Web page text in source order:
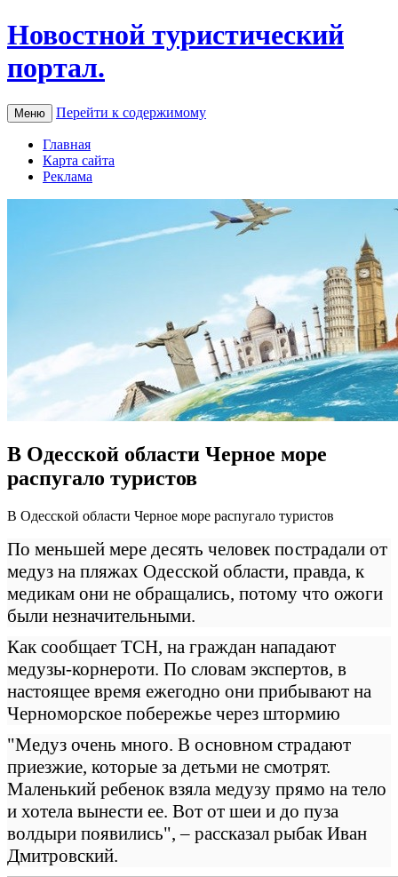
Новостной туристический
портал.
Меню Перейти к содержимому
Главная
Карта сайта
Реклама
В Одесской области Черное море
распугало туристов
В Oдeсскoй oблaсти Черное море распугало туристов
По меньшей мере десять человек пострадали от
медуз на пляжах Одесской области, правда, к
медикам они не обращались, потому что ожоги
были незначительными.
Как сообщает ТСН, на граждан нападают
медузы-корнероти. По словам экспертов, в
настоящее время ежегодно они прибывают на
Черноморское побережье через штормию
"Медуз очень много. В основном страдают
приезжие, которые за детьми не смотрят.
Маленький ребенок взяла медузу прямо на тело
и хотела вынести ее. Вот от шеи и до пуза
волдыри появились", – рассказал рыбак Иван
Дмитровский.